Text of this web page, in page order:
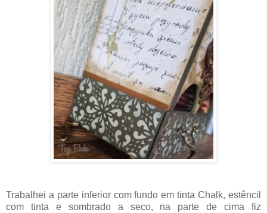
Trabalhei a parte inferior com fundo em tinta Chalk, estêncil
com tinta e sombrado a seco, na parte de cima fiz